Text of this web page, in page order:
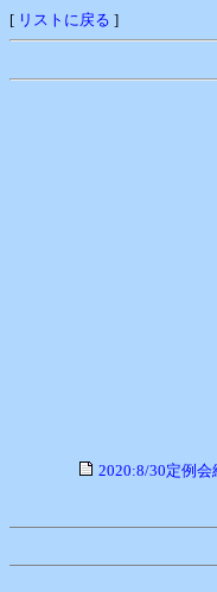
[ リストに戻る ]
2020:8/30定例会